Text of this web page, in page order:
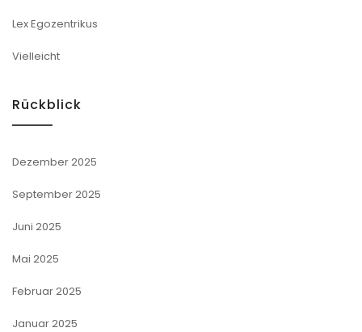
Lex Egozentrikus
Vielleicht
Rückblick
Dezember 2025
September 2025
Juni 2025
Mai 2025
Februar 2025
Januar 2025